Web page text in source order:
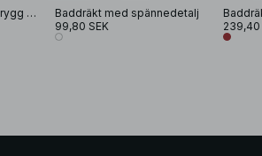
Baddräkt med öppen rygg och urringning
Baddräkt med spännedetalj
99,80 SEK
239,40